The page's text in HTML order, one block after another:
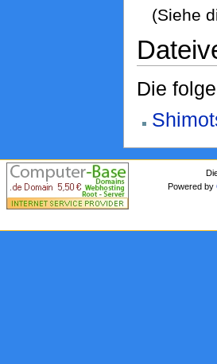
(Siehe
Die
Powered by